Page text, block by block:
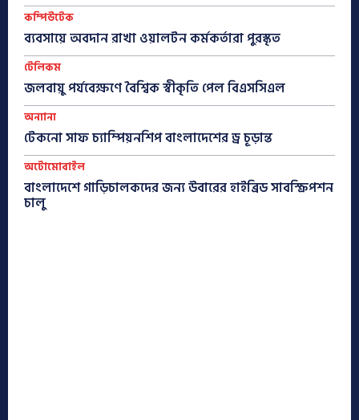
কম্পিউটেক
ব্যবসায়ে অবদান রাখা ওয়ালটন কর্মকর্তারা পুরস্কৃত
টেলিকম
জলবায়ু পর্যবেক্ষণে বৈশ্বিক স্বীকৃতি পেল বিএসসিএল
অন্যান্য
টেকনো সাফ চ্যাম্পিয়নশিপ বাংলাদেশের ড্র চূড়ান্ত
অটোমোবাইল
বাংলাদেশে গাড়িচালকদের জন্য উবারের হাইব্রিড সাবস্ক্রিপশন
চালু